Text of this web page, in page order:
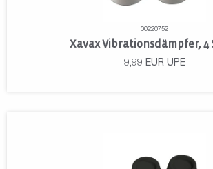
00220752
Xavax Vibrationsdämpfer, 4
9,99 EUR UPE